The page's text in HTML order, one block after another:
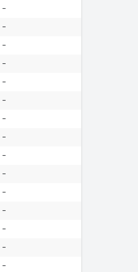
-
-
-
-
-
-
-
-
-
-
-
-
-
-
-